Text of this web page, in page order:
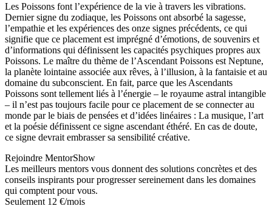
Les Poissons font l’expérience de la vie à travers les vibrations.
Dernier signe du zodiaque, les Poissons ont absorbé la sagesse,
l’empathie et les expériences des onze signes précédents, ce qui
signifie que ce placement est imprégné d’émotions, de souvenirs et
d’informations qui définissent les capacités psychiques propres aux
Poissons. Le maître du thème de l’Ascendant Poissons est Neptune,
la planète lointaine associée aux rêves, à l’illusion, à la fantaisie et au
domaine du subconscient. En fait, parce que les Ascendants
Poissons sont tellement liés à l’énergie – le royaume astral intangible
– il n’est pas toujours facile pour ce placement de se connecter au
monde par le biais de pensées et d’idées linéaires : La musique, l’art
et la poésie définissent ce signe ascendant éthéré. En cas de doute,
ce signe devrait embrasser sa sensibilité créative.
Rejoindre MentorShow
Les meilleurs mentors vous donnent des solutions concrètes et des
conseils inspirants pour progresser sereinement dans les domaines
qui comptent pour vous.
Seulement 12 €/mois